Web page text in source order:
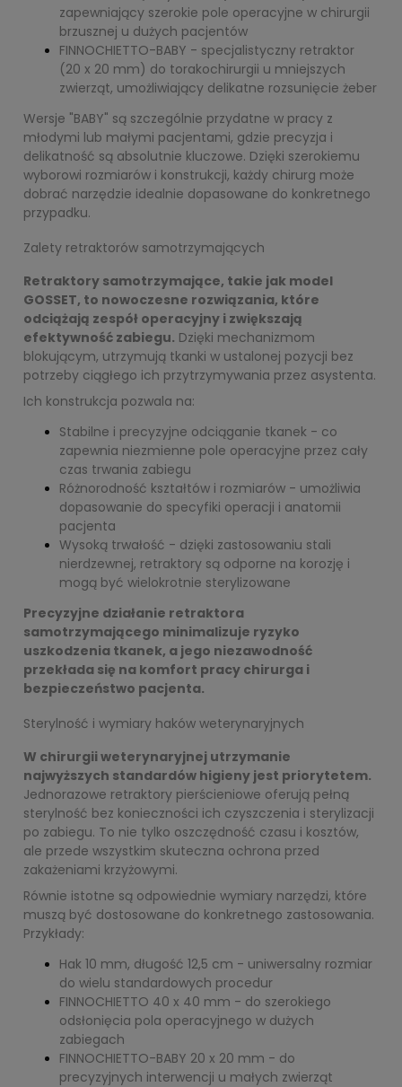
zapewniający szerokie pole operacyjne w chirurgii
brzusznej u dużych pacjentów
FINNOCHIETTO-BABY - specjalistyczny retraktor
(20 x 20 mm) do torakochirurgii u mniejszych
zwierząt, umożliwiający delikatne rozsunięcie żeber
Wersje "BABY" są szczególnie przydatne w pracy z
młodymi lub małymi pacjentami, gdzie precyzja i
delikatność są absolutnie kluczowe. Dzięki szerokiemu
wyborowi rozmiarów i konstrukcji, każdy chirurg może
dobrać narzędzie idealnie dopasowane do konkretnego
przypadku.
Zalety retraktorów samotrzymających
Retraktory samotrzymające, takie jak model
GOSSET, to nowoczesne rozwiązania, które
odciążają zespół operacyjny i zwiększają
efektywność zabiegu. Dzięki mechanizmom
blokującym, utrzymują tkanki w ustalonej pozycji bez
potrzeby ciągłego ich przytrzymywania przez asystenta.
Ich konstrukcja pozwala na:
Stabilne i precyzyjne odciąganie tkanek - co
zapewnia niezmienne pole operacyjne przez cały
czas trwania zabiegu
Różnorodność kształtów i rozmiarów - umożliwia
dopasowanie do specyfiki operacji i anatomii
pacjenta
Wysoką trwałość - dzięki zastosowaniu stali
nierdzewnej, retraktory są odporne na korozję i
mogą być wielokrotnie sterylizowane
Precyzyjne działanie retraktora
samotrzymającego minimalizuje ryzyko
uszkodzenia tkanek, a jego niezawodność
przekłada się na komfort pracy chirurga i
bezpieczeństwo pacjenta.
Sterylność i wymiary haków weterynaryjnych
W chirurgii weterynaryjnej utrzymanie
najwyższych standardów higieny jest priorytetem.
Jednorazowe retraktory pierścieniowe oferują pełną
sterylność bez konieczności ich czyszczenia i sterylizacji
po zabiegu. To nie tylko oszczędność czasu i kosztów,
ale przede wszystkim skuteczna ochrona przed
zakażeniami krzyżowymi.
Równie istotne są odpowiednie wymiary narzędzi, które
muszą być dostosowane do konkretnego zastosowania.
Przykłady:
Hak 10 mm, długość 12,5 cm - uniwersalny rozmiar
do wielu standardowych procedur
FINNOCHIETTO 40 x 40 mm - do szerokiego
odsłonięcia pola operacyjnego w dużych
zabiegach
FINNOCHIETTO-BABY 20 x 20 mm - do
precyzyjnych interwencji u małych zwierząt